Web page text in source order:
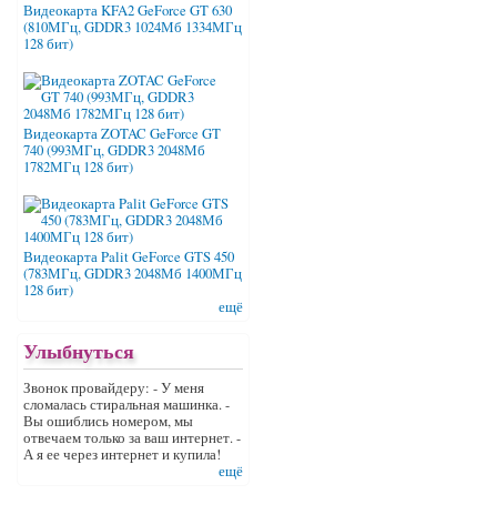
Видеокарта KFA2 GeForce GT 630
(810МГц, GDDR3 1024Мб 1334МГц
128 бит)
Видеокарта ZOTAC GeForce GT
740 (993МГц, GDDR3 2048Мб
1782МГц 128 бит)
Видеокарта Palit GeForce GTS 450
(783МГц, GDDR3 2048Мб 1400МГц
128 бит)
ещё
Улыбнуться
Звонок провайдеру: - У меня
сломалась стиральная машинка. -
Вы ошиблись номером, мы
отвечаем только за ваш интернет. -
А я ее через интернет и купила!
ещё